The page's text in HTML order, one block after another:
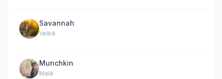
Savannah
Velké
Munchkin
Malé